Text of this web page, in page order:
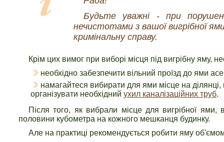
Будьте уважні - при
нечистотами з вашої вигрібної
кримінальну справу.
Крім цих вимог при виборі місця під вигрібну яму,
необхідно забезпечити вільний проїзд до ями
намагайтеся вибирати для ями місце на
організувати необхідний ухил каналізаційних труб.
Після того, як вибрали місце для вигрібної
половини кубометра на кожного мешканця будинку.
Але на практиці рекомендується робити яму